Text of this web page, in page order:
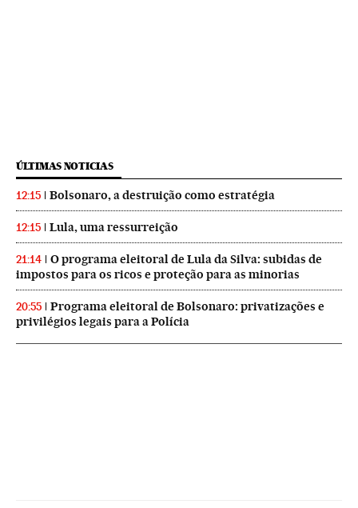
ÚLTIMAS NOTICIAS
12:15 Bolsonaro, a destruição como estratégia
12:15 Lula, uma ressurreição
21:14
O programa eleitoral de Lula da Silva: subidas de
impostos para os ricos e proteção para as minorias
20:55
Programa eleitoral de Bolsonaro: privatizações e
privilégios legais para a Polícia